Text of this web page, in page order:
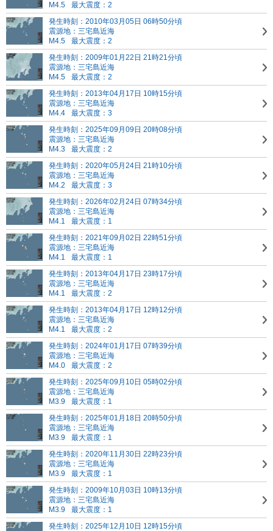
M4.5
最大震度：2
発生時刻：2010年03月05日 06時50分頃
震源地：三宅島近海
M4.5
最大震度：2
発生時刻：2009年01月22日 21時21分頃
震源地：三宅島近海
M4.5
最大震度：2
発生時刻：2013年04月17日 10時15分頃
震源地：三宅島近海
M4.4
最大震度：3
発生時刻：2025年09月09日 20時08分頃
震源地：三宅島近海
M4.3
最大震度：2
発生時刻：2020年05月24日 21時10分頃
震源地：三宅島近海
M4.2
最大震度：3
発生時刻：2026年02月24日 07時34分頃
震源地：三宅島近海
M4.1
最大震度：1
発生時刻：2021年09月02日 22時51分頃
震源地：三宅島近海
M4.1
最大震度：1
発生時刻：2013年04月17日 23時17分頃
震源地：三宅島近海
M4.1
最大震度：2
発生時刻：2013年04月17日 12時12分頃
震源地：三宅島近海
M4.1
最大震度：2
発生時刻：2024年01月17日 07時39分頃
震源地：三宅島近海
M4.0
最大震度：2
発生時刻：2025年09月10日 05時02分頃
震源地：三宅島近海
M3.9
最大震度：1
発生時刻：2025年01月18日 20時50分頃
震源地：三宅島近海
M3.9
最大震度：1
発生時刻：2020年11月30日 22時23分頃
震源地：三宅島近海
M3.9
最大震度：1
発生時刻：2009年10月03日 10時13分頃
震源地：三宅島近海
M3.9
最大震度：1
発生時刻：2025年12月10日 12時15分頃